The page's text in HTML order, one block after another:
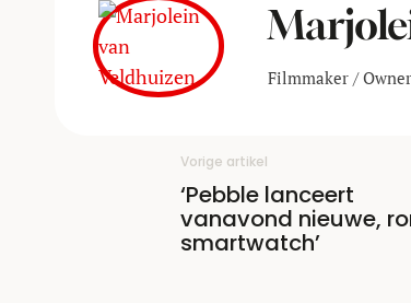
Filmmaker /
Vorige artikel
‘Pebble lanceert
vanavond nieuwe,
smartwatch’